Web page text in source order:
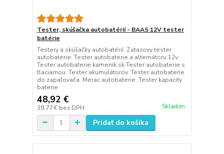
Tester, skúšačka autobatérií - BAAS 12V tester
batérie
Testery a skúšačky autobatérií. Zatazovy tester
autobaterie. Tester autobaterie a alternátoru 12v.
Tester autobaterie kamenik.sk Tester autobaterie s
tlaciarnou. Tester akumulátorov. Tester autobaterie
do zapaľovača. Merac autobaterie. Tester kapacity
baterie
48,92 €
39,77 € bez DPH Skladom
Pridať do košíka